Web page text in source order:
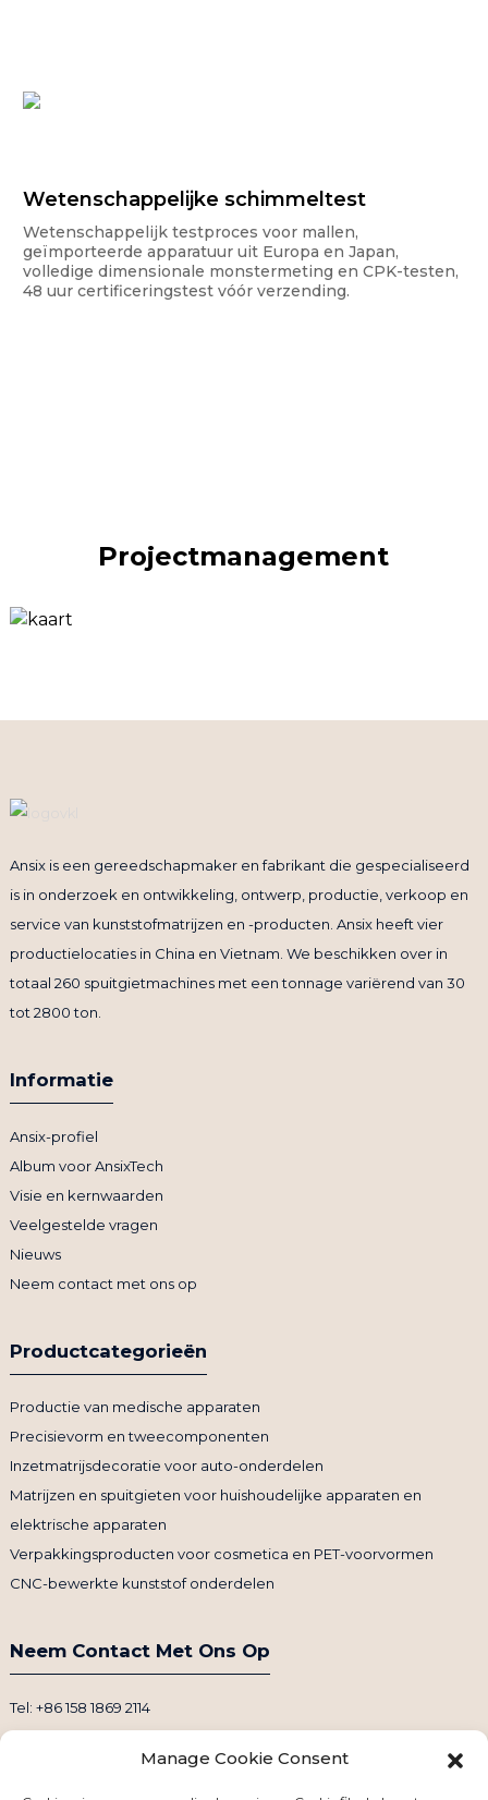
Wetenschappelijke schimmeltest
Wetenschappelijk testproces voor mallen,
geïmporteerde apparatuur uit Europa en Japan,
volledige dimensionale monstermeting en CPK-testen,
48 uur certificeringstest vóór verzending.
Projectmanagement
Ansix is ​​een gereedschapmaker en fabrikant die gespecialiseerd
is in onderzoek en ontwikkeling, ontwerp, productie, verkoop en
service van kunststofmatrijzen en -producten. Ansix heeft vier
productielocaties in China en Vietnam. We beschikken over in
totaal 260 spuitgietmachines met een tonnage variërend van 30
tot 2800 ton.
Informatie
Ansix-profiel
Album voor AnsixTech
Visie en kernwaarden
Veelgestelde vragen
Nieuws
Neem contact met ons op
Productcategorieën
Productie van medische apparaten
Precisievorm en tweecomponenten
Inzetmatrijsdecoratie voor auto-onderdelen
Matrijzen en spuitgieten voor huishoudelijke apparaten en
elektrische apparaten
Verpakkingsproducten voor cosmetica en PET-voorvormen
CNC-bewerkte kunststof onderdelen
Neem Contact Met Ons Op
Tel: +86 158 1869 2114
E-mail: info@ansixtech.com
Skype: Stephenhuang2010
WhatsApp: +86 13530645990
Manage Cookie Consent